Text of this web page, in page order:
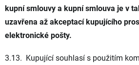
kupní smlouvy a kupní smlouva je v
uzavřena až akceptací kupujícího
elektronické pošty.
3.13. Kupující souhlasí s použitím